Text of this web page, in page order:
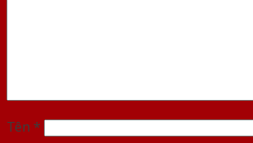
Tên *